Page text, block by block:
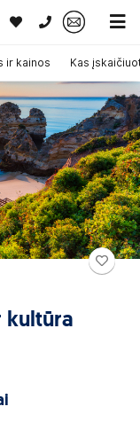
0 700 11007
Kruizai
kultūra
ir kainos Kas